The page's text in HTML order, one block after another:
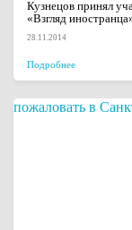
Кузнецов принял
«Взгляд
28.11.2014
Подробнее